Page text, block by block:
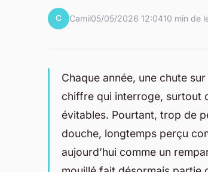
C Camil05/05/2026 12:0410 min de
Chaque année, une chute
chiffre qui interroge, surtout
évitables. Pourtant, trop de
douche, longtemps perçu
aujourd’hui comme un